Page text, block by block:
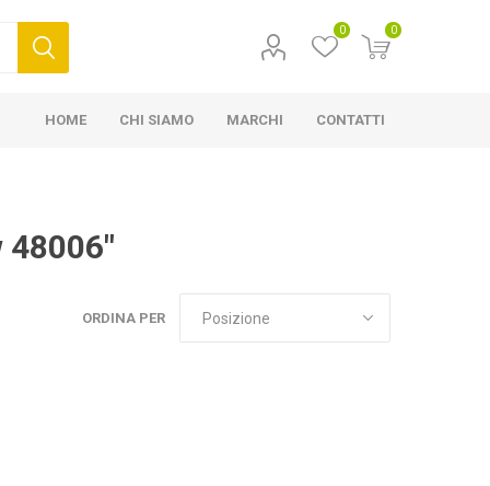
0 0
HOME CHI SIAMO MARCHI CONTATTI
ORDINA PER